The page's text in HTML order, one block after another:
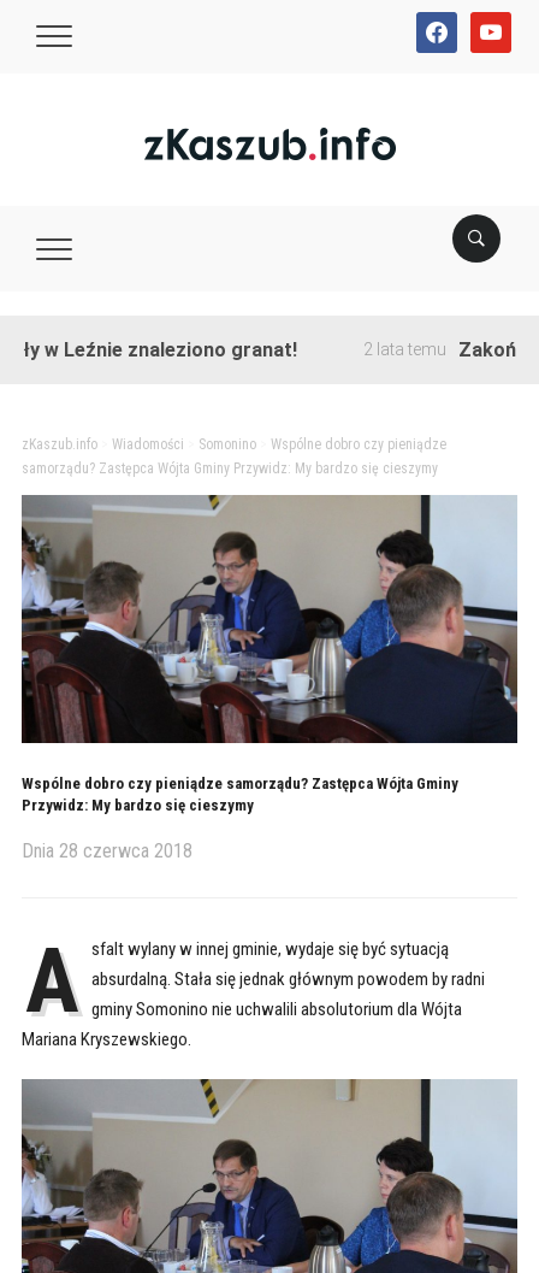
facebookyoutube
znaleziono granat! 2 lata temu Zakończono
zKaszub.info> Wiadomości Somonino> Wspólne dobro czy pieniądze
samorządu? Zastępca Wójta Gminy Przywidz: My bardzo się cieszymy
Wspólne dobro czy pieniądze samorządu? Zastępca Wójta Gminy
Przywidz: My bardzo się cieszymy
Dnia 28 czerwca 2018
A sfalt wylany w innej gminie, wydaje się być sytuacją
absurdalną. Stała się jednak głównym powodem by radni
gminy Somonino nie uchwalili absolutorium dla Wójta
Mariana Kryszewskiego.